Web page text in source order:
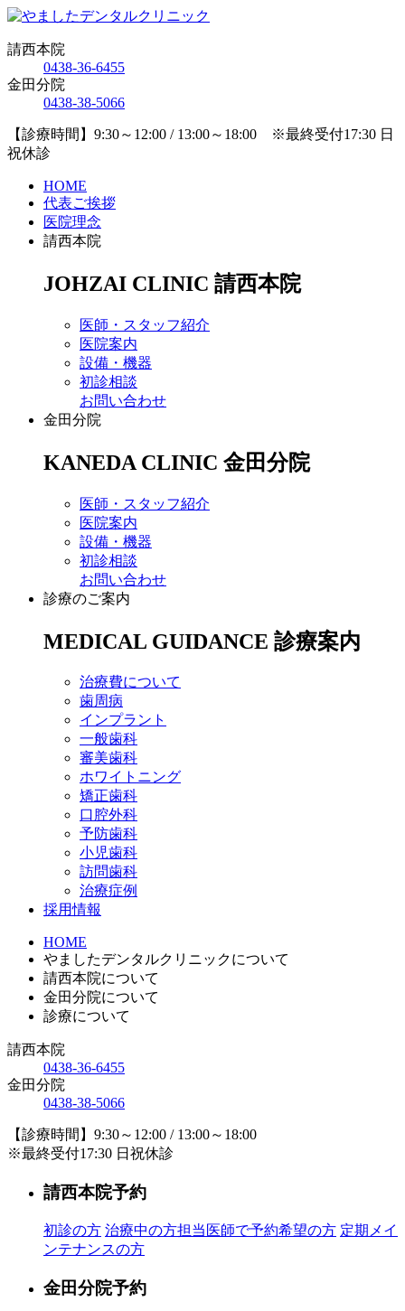
請西本院
0438-36-6455
金田分院
0438-38-5066
【診療時間】9:30～12:00 / 13:00～18:00 ※最終受付17:30 日
祝休診
HOME
代表ご挨拶
医院理念
請西本院
JOHZAI CLINIC 請西本院
医師・スタッフ紹介
医院案内
設備・機器
初診相談
お問い合わせ
金田分院
KANEDA CLINIC 金田分院
医師・スタッフ紹介
医院案内
設備・機器
初診相談
お問い合わせ
診療のご案内
MEDICAL GUIDANCE 診療案内
治療費について
歯周病
インプラント
一般歯科
審美歯科
ホワイトニング
矯正歯科
口腔外科
予防歯科
小児歯科
訪問歯科
治療症例
採用情報
HOME
やましたデンタルクリニックについて
請西本院について
金田分院について
診療について
請西本院
0438-36-6455
金田分院
0438-38-5066
【診療時間】9:30～12:00 / 13:00～18:00
※最終受付17:30 日祝休診
請西本院予約
初診の方 治療中の方担当医師で予約希望の方 定期メイ
ンテナンスの方
金田分院予約